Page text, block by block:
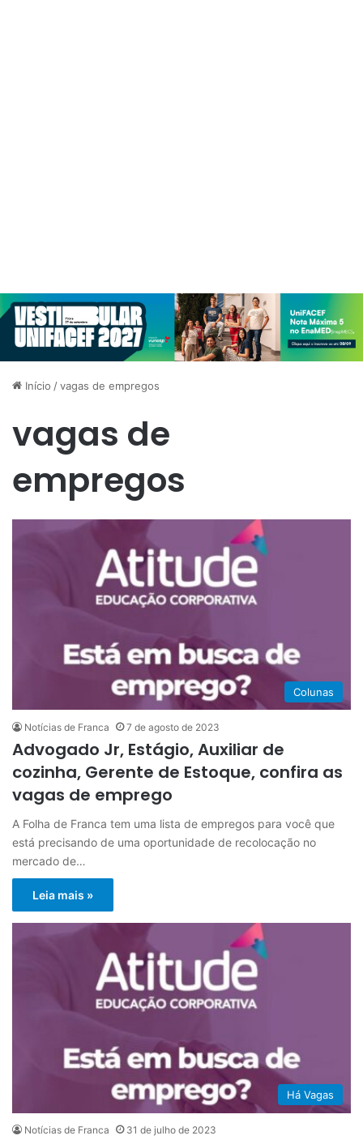
Início /vagas de empregos
vagas de
empregos
Colunas
Notícias de Franca 7 de agosto de 2023
Advogado Jr, Estágio, Auxiliar de
cozinha, Gerente de Estoque, confira as
vagas de emprego
A Folha de Franca tem uma lista de empregos para você que
está precisando de uma oportunidade de recolocação no
mercado de…
Leia mais »
Há Vagas
Notícias de Franca 31 de julho de 2023